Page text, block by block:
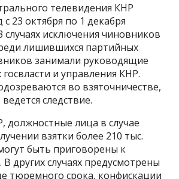
телевидения КНР
с 23 октября по 1 декабря
случаях исключения чиновников
лишившихся партийных
занимали руководящие
и управления КНР.
во взяточничестве,
следствие.
должностные лица в случае
взятки более 210 тыс.
быть приговорены к
других случаях предусмотрены
тюремного срока, конфискации